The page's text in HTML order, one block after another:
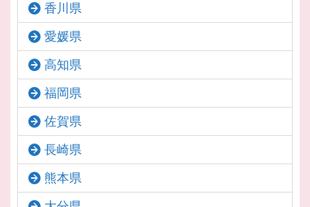
香川県
愛媛県
高知県
福岡県
佐賀県
長崎県
熊本県